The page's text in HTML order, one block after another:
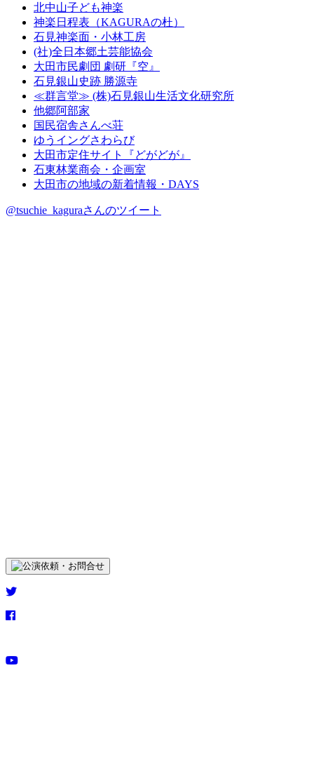
北中山子ども神楽
神楽日程表（KAGURAの杜）
石見神楽面・小林工房
(社)全日本郷土芸能協会
大田市民劇団 劇研『空』
石見銀山史跡 勝源寺
≪群言堂≫ (株)石見銀山生活文化研究所
他郷阿部家
国民宿舎さんべ荘
ゆうイングさわらび
大田市定住サイト『どがどが』
石東林業商会・企画室
大田市の地域の新着情報・DAYS
@tsuchie_kaguraさんのツイート